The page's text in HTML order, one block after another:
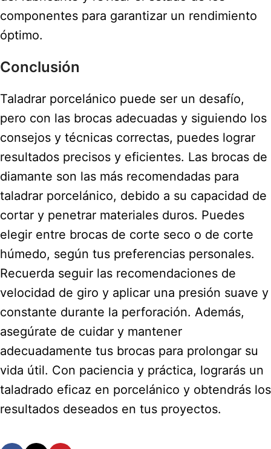
componentes para garantizar un rendimiento
óptimo.
Conclusión
Taladrar porcelánico puede ser un desafío,
pero con las brocas adecuadas y siguiendo los
consejos y técnicas correctas, puedes lograr
resultados precisos y eficientes. Las brocas de
diamante son las más recomendadas para
taladrar porcelánico, debido a su capacidad de
cortar y penetrar materiales duros. Puedes
elegir entre brocas de corte seco o de corte
húmedo, según tus preferencias personales.
Recuerda seguir las recomendaciones de
velocidad de giro y aplicar una presión suave y
constante durante la perforación. Además,
asegúrate de cuidar y mantener
adecuadamente tus brocas para prolongar su
vida útil. Con paciencia y práctica, lograrás un
taladrado eficaz en porcelánico y obtendrás los
resultados deseados en tus proyectos.